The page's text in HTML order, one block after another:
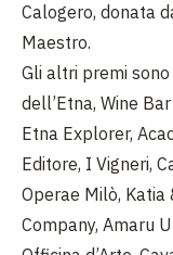
Calogero, donata
Maestro.
Gli altri premi
dell’Etna, Wine
Etna Explorer,
Editore, I Vigneri,
Operae Milò,
Company, Amaru